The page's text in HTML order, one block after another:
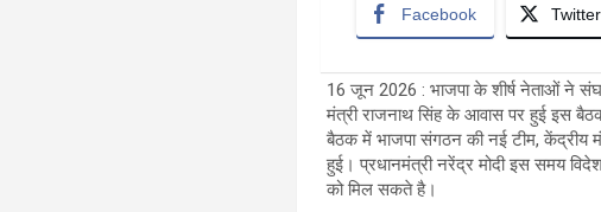
Facebook Twitter
16 जून 2026 : भाजपा के शीर्ष नेताओं ने संघ
मंत्री राजनाथ सिंह के आवास पर हुई इस
बैठक में भाजपा संगठन की नई टीम, केंद्रीय
हुई। प्रधानमंत्री नरेंद्र मोदी इस समय
को मिल सकते है।